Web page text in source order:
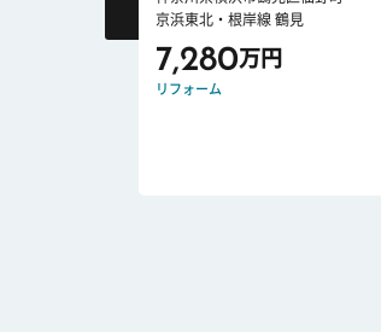
京浜東北・根岸線 鶴見
7,280万円
リフォーム